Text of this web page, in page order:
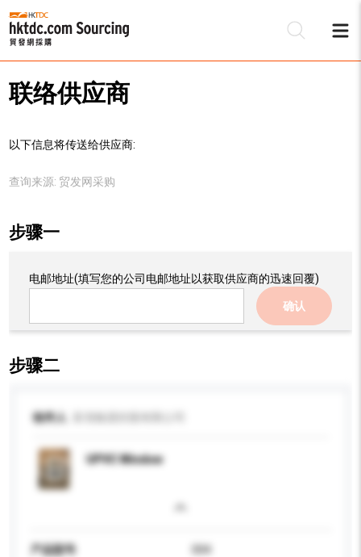
联络供应商
以下信息将传送给供应商:
查询来源: 贸发网采购
步骤一
电邮地址(填写您的公司电邮地址以获取供应商的迅速回覆)
确认
步骤二
收件人
UPVC Window
产品型号 004